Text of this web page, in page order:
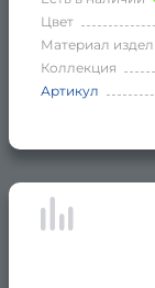
Цвет
Материал
Коллекция
Артикул